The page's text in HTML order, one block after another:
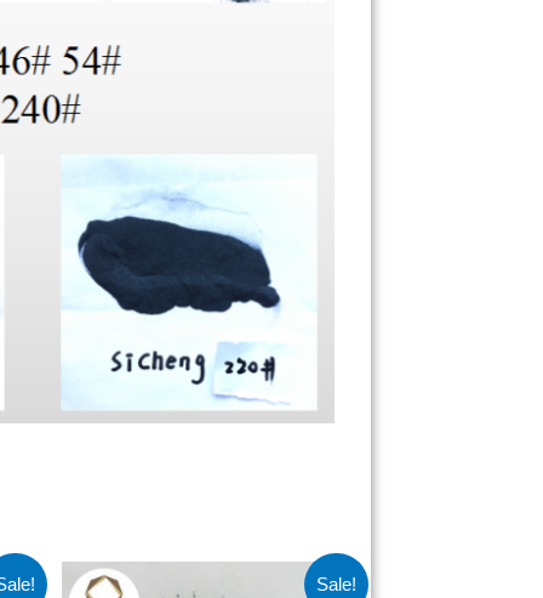
Sale!